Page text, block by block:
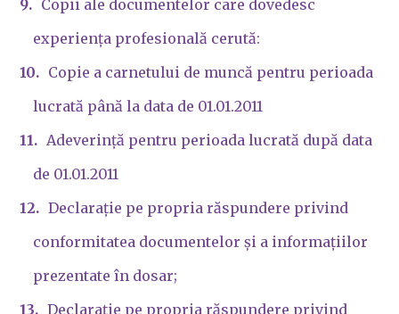
Copii ale documentelor care dovedesc
experiența profesională cerută:
Copie a carnetului de muncă pentru perioada
lucrată până la data de 01.01.2011
Adeverință pentru perioada lucrată după data
de 01.01.2011
Declarație pe propria răspundere privind
conformitatea documentelor și a informațiilor
prezentate în dosar;
Declarație pe propria răspundere privind